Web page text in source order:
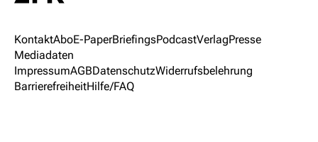
KontaktAboE-PaperBriefingsPodcastVerlagPresse
Mediadaten
ImpressumAGBDatenschutzWiderrufsbelehrung
BarrierefreiheitHilfe/FAQ